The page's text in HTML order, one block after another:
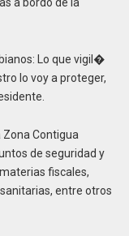
Lo que vigil�
lo voy a proteger,
Contigua
de seguridad y
fiscales,
entre otros